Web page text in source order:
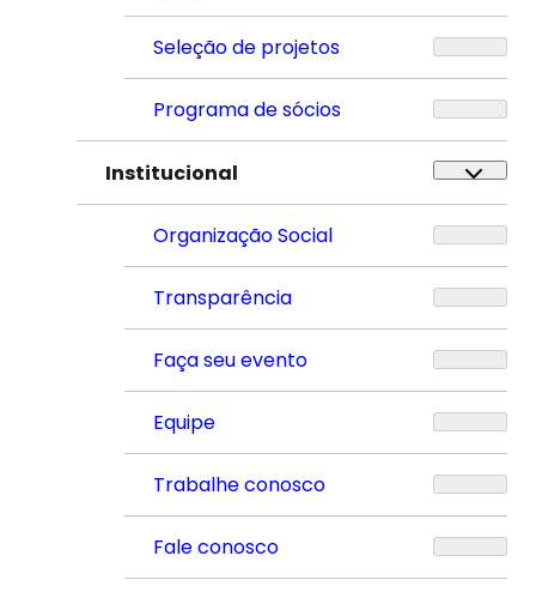
Seleção de projetos
Programa de sócios
Institucional
Organização Social
Transparência
Faça seu evento
Equipe
Trabalhe conosco
Fale conosco